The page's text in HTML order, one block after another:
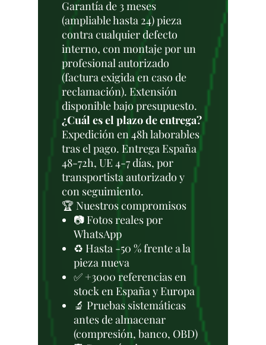
Garantía de 3 meses
(ampliable hasta 24) pieza
contra cualquier defecto
interno, con montaje por un
profesional autorizado
(factura exigida en caso de
reclamación). Extensión
disponible bajo presupuesto.
¿Cuál es el plazo de entrega?
Expedición en 48h laborables
tras el pago. Entrega España
48-72h, UE 4-7 días, por
transportista autorizado y
con seguimiento.
🏆 Nuestros compromisos
📷 Fotos reales por
WhatsApp
♻️ Hasta -50 % frente a la
pieza nueva
✅ +3000 referencias en
stock en España y Europa
🔬 Pruebas sistemáticas
antes de almacenar
(compresión, banco, OBD)